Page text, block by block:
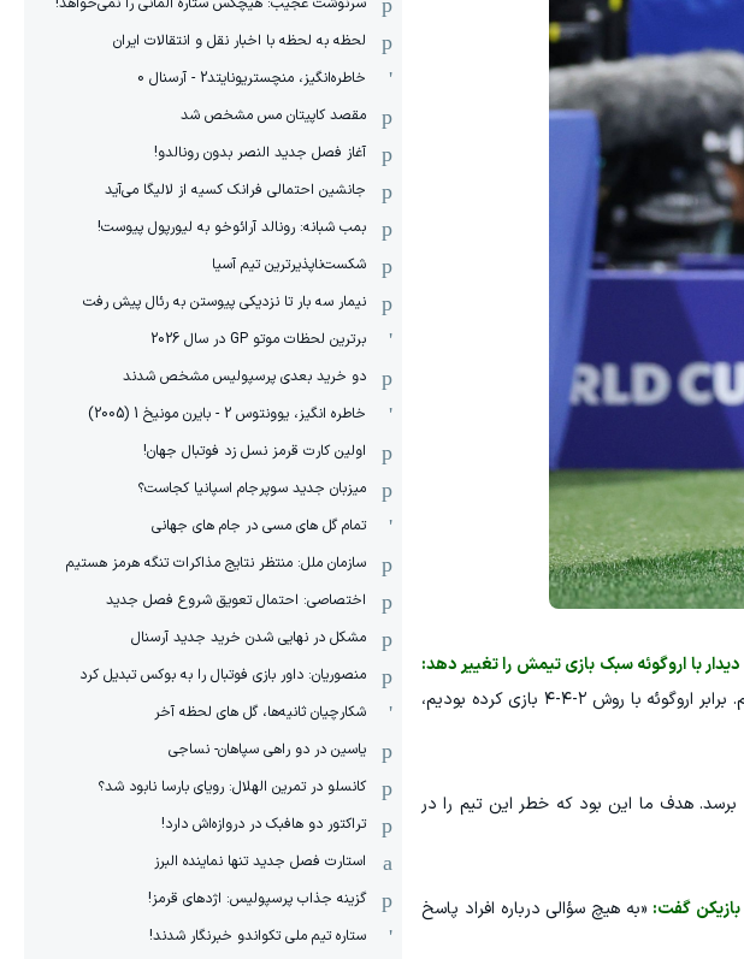
با اروگوئه سبک بازی تیمش را تغییر دهد:
«ما با سیستم ۱-۵-۴ و یک بلوک دفاعی پایین بازی کردیم، چون مقابل تیمی بسیار قدرتمند قرار داشتیم. برابر اروگوئه با روش ۲-۴-۴ بازی کرده بودیم،
برسد. هدف ما این بود که خطر این تیم را در
گفت: «به هیچ سؤالی درباره افراد پاسخ
لحظه به لحظه با اخبار نقل و انتقالات ایران
خاطره‌انگیز، منچستریونایتد2 - آرسنال 0
مقصد کاپیتان مس مشخص شد
آغاز فصل جدید النصر بدون رونالدو!
جانشین احتمالی فرانک کسیه از لالیگا می‌آید
بمب شبانه: رونالد آرائوخو به لیورپول پیوست!
شکست‌ناپذیرترین تیم آسیا
نیمار سه بار تا نزدیکی پیوستن به رئال پیش رفت
برترین لحظات موتو GP در سال 2026
دو خرید بعدی پرسپولیس مشخص شدند
خاطره انگیز، یوونتوس 2 - بایرن مونیخ 1 (2005)
اولین کارت قرمز نسل زد فوتبال جهان!
میزبان جدید سوپرجام اسپانیا کجاست؟
تمام گل های مسی در جام های جهانی
سازمان ملل: منتظر نتایج مذاکرات تنگه هرمز هستیم
اختصاصی: احتمال تعویق شروع فصل جدید
مشکل در نهایی شدن خرید جدید آرسنال
منصوریان: داور بازی فوتبال را به بوکس تبدیل کرد
شکارچیان ثانیه‌ها، گل های لحظه آخر
یاسین در دو راهی سپاهان- نساجی
کانسلو در تمرین الهلال: رویای بارسا نابود شد؟
تراکتور دو هافبک در دروازه‌اش دارد!
استارت فصل جدید تنها نماینده البرز
گزینه جذاب پرسپولیس: اژدهای قرمز!
ستاره تیم ملی تکواندو خبرنگار شدند!